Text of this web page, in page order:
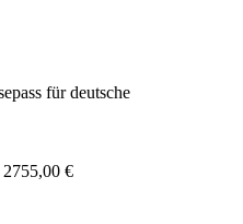
für deutsche
€